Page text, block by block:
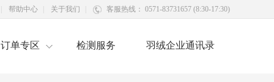
帮助中心 关于我们 客服热线： 0571-83731657 (8:30-17:30)
订单专区 检测服务 羽绒企业通讯录